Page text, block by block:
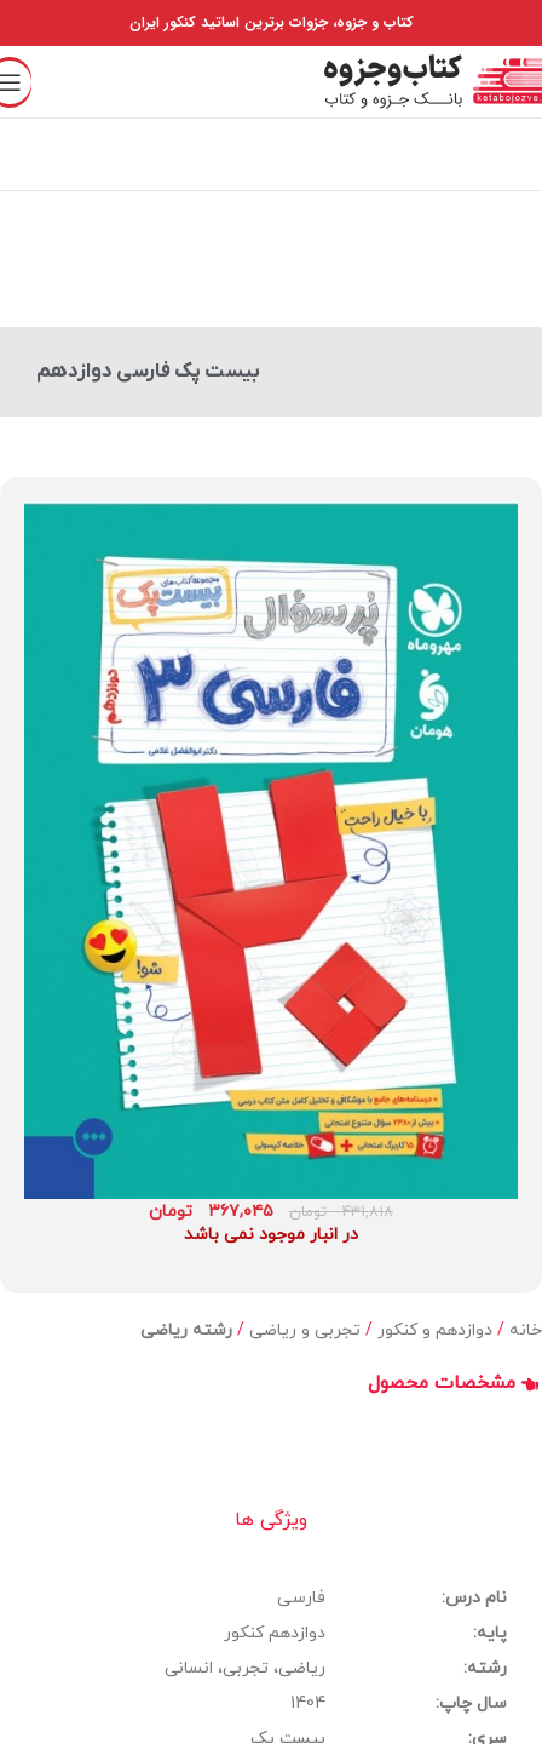
کتاب و جزوه، جزوات برترین اساتید کنکور ایران
بیست پک فارسی دوازدهم
۴۳۱,۸۱۸ تومان ۳۶۷,۰۴۵
تومان
در انبار موجود نمی باشد
خانه دوازدهم و کنکور تجربی و ریاضی رشته ریاضی
مشخصات محصول
ویژگی ها
نام درس:
فارسی
پایه:
دوازدهم کنکور
رشته:
ریاضی، تجربی، انسانی
سال چاپ:
1404
سری:
بیست پک